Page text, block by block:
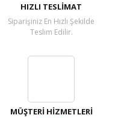
HIZLI TESLİMAT
Siparişiniz En Hızlı Şekilde
Teslim Edilir.
MÜŞTERİ HİZMETLERİ